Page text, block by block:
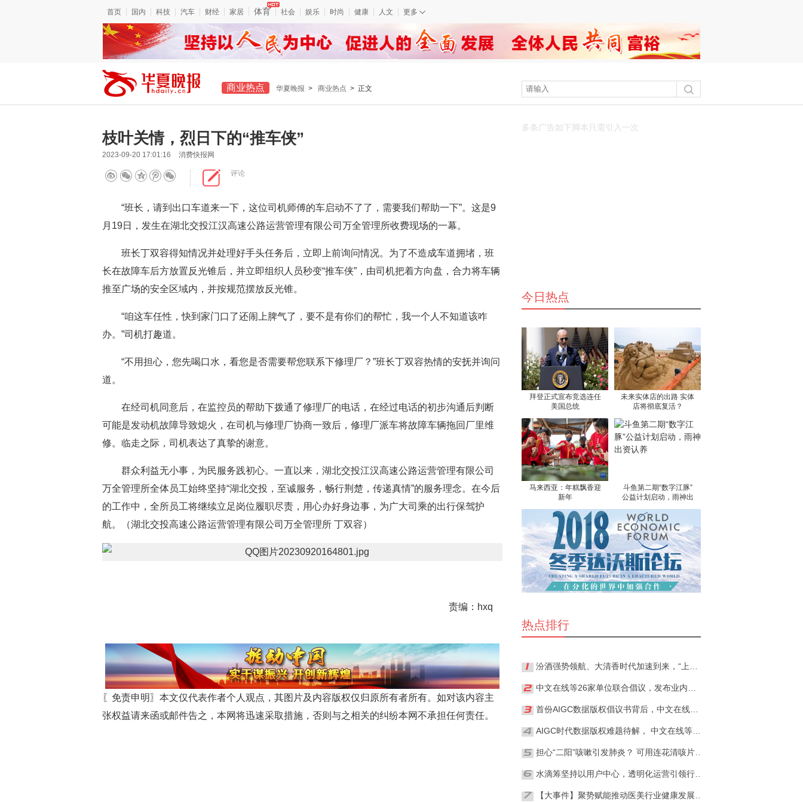
首页 国内 科技 汽车 财经 家居 体育 社会 娱乐 时尚 健康 人文 更多
商业热点 华夏晚报 > 商业热点 > 正文
枝叶关情，烈日下的“推车侠”
2023-09-20 17:01:16 消费快报网
评论
“班长，请到出口车道来一下，这位司机师傅的车启动不了了，需要我们帮助一下”。这是9
月19日，发生在湖北交投江汉高速公路运营管理有限公司万全管理所收费现场的一幕。
班长丁双容得知情况并处理好手头任务后，立即上前询问情况。为了不造成车道拥堵，班
长在故障车后方放置反光锥后，并立即组织人员秒变“推车侠”，由司机把着方向盘，合力将车辆
推至广场的安全区域内，并按规范摆放反光锥。
“咱这车任性，快到家门口了还闹上脾气了，要不是有你们的帮忙，我一个人不知道该咋
办。”司机打趣道。
“不用担心，您先喝口水，看您是否需要帮您联系下修理厂？”班长丁双容热情的安抚并询问
道。
在经司机同意后，在监控员的帮助下拨通了修理厂的电话，在经过电话的初步沟通后判断
可能是发动机故障导致熄火，在司机与修理厂协商一致后，修理厂派车将故障车辆拖回厂里维
修。临走之际，司机表达了真挚的谢意。
群众利益无小事，为民服务践初心。一直以来，湖北交投江汉高速公路运营管理有限公司
万全管理所全体员工始终坚持“湖北交投，至诚服务，畅行荆楚，传递真情”的服务理念。在今后
的工作中，全所员工将继续立足岗位履职尽责，用心办好身边事，为广大司乘的出行保驾护
航。（湖北交投高速公路运营管理有限公司万全管理所 丁双容）
责编：hxq
〖免责申明〗本文仅代表作者个人观点，其图片及内容版权仅归原所有者所有。如对该内容主
张权益请来函或邮件告之，本网将迅速采取措施，否则与之相关的纠纷本网不承担任何责任。
多条广告如下脚本只需引入一次
今日热点
拜登正式宣布竞选连任
美国总统
未来实体店的出路 实体
店将彻底复活？
马来西亚：年糕飘香迎
新年
斗鱼第二期“数字江豚”
公益计划启动，雨神出
热点排行